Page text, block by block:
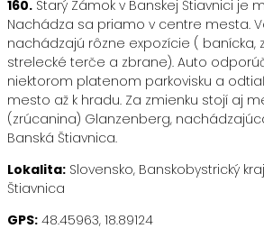
160. Starý Zámok v Banskej Štiavnici je
Nachádza sa priamo v centre mesta.
nachádzajú rôzne expozície ( banícka,
strelecké terče a zbrane). Auto
niektorom platenom parkovisku a
mesto až k hradu. Za zmienku stojí aj
(zrúcanina) Glanzenberg,
Banská Štiavnica.
Lokalita: Slovensko, Banskobystrický
Štiavnica
GPS: 48.45963, 18.89124